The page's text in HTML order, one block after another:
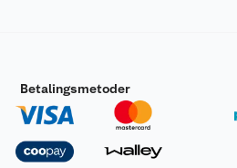
Betalingsmetoder